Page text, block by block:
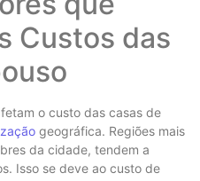
Custos das
o custo das casas de
geográfica. Regiões mais
da cidade, tendem a
Isso se deve ao custo de